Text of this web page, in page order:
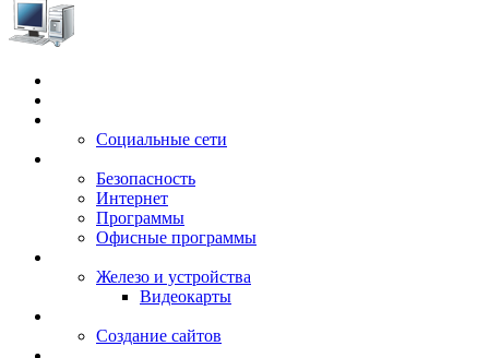
Социальные сети
Безопасность
Интернет
Программы
Офисные программы
Железо и устройства
Видеокарты
Создание сайтов